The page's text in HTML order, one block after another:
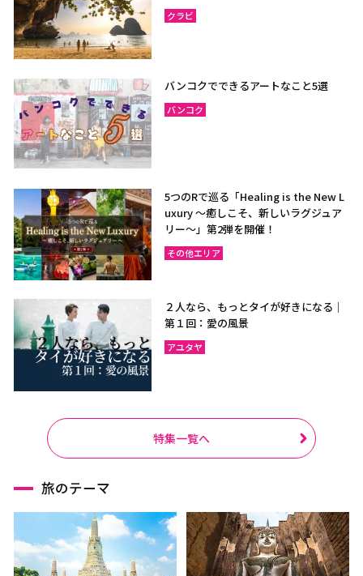
クラビ
バンコクでできるアートなこと5選
バンコク
5つのRで巡る「Healing is the New L
uxury ～癒しこそ、新しいラグジュア
リー〜」第2弾を開催！
その他エリア
２人なら、もっとタイが好きになる｜
第１回：愛の風景
アユタヤ
特集一覧へ
旅のテーマ